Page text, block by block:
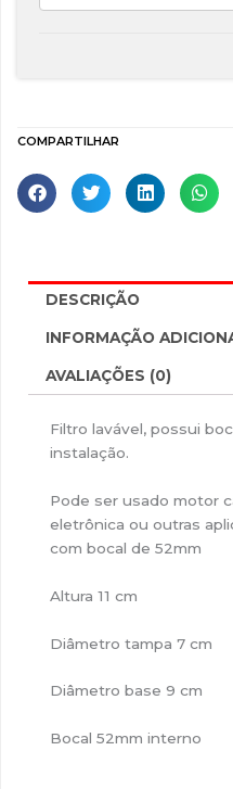
COMPARTILHAR
DESCRIÇÃO
INFORMAÇÃO
AVALIAÇÕES (0)
Filtro lavável, possui
instalação.
Pode ser usado motor
eletrônica ou outras
com bocal de 52mm
Altura 11 cm
Diâmetro tampa 7 cm
Diâmetro base 9 cm
Bocal 52mm interno